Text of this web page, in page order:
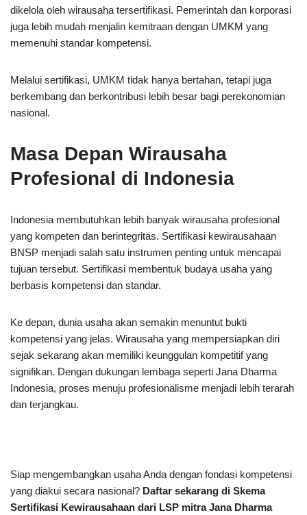
dikelola oleh wirausaha tersertifikasi. Pemerintah dan korporasi
juga lebih mudah menjalin kemitraan dengan UMKM yang
memenuhi standar kompetensi.
Melalui sertifikasi, UMKM tidak hanya bertahan, tetapi juga
berkembang dan berkontribusi lebih besar bagi perekonomian
nasional.
Masa Depan Wirausaha
Profesional di Indonesia
Indonesia membutuhkan lebih banyak wirausaha profesional
yang kompeten dan berintegritas. Sertifikasi kewirausahaan
BNSP menjadi salah satu instrumen penting untuk mencapai
tujuan tersebut. Sertifikasi membentuk budaya usaha yang
berbasis kompetensi dan standar.
Ke depan, dunia usaha akan semakin menuntut bukti
kompetensi yang jelas. Wirausaha yang mempersiapkan diri
sejak sekarang akan memiliki keunggulan kompetitif yang
signifikan. Dengan dukungan lembaga seperti Jana Dharma
Indonesia, proses menuju profesionalisme menjadi lebih terarah
dan terjangkau.
Siap mengembangkan usaha Anda dengan fondasi kompetensi
yang diakui secara nasional? Daftar sekarang di Skema
Sertifikasi Kewirausahaan dari LSP mitra Jana Dharma